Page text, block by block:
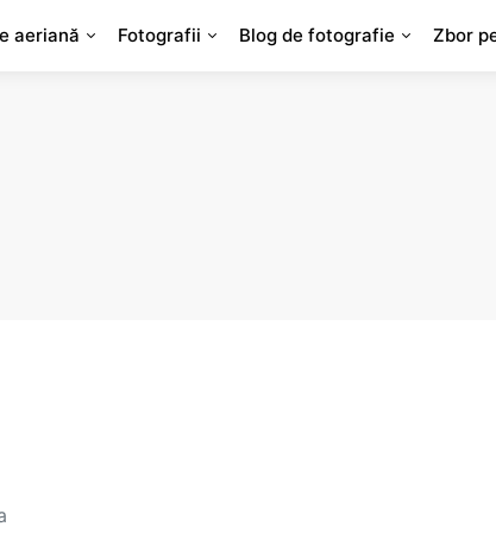
aeriană Fotografii Blog de fotografie Zbor